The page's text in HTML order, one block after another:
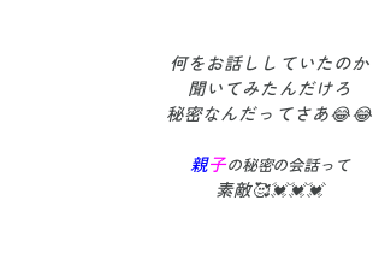
何をお話ししていたのか
聞いてみたんだけろ
秘密なんだってさあ😂😂
親子の秘密の会話って
素敵🥰💓💓💓